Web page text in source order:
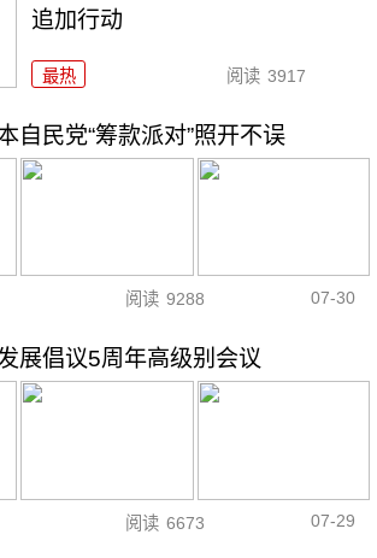
追加行动
最热 阅读 3917
民党“筹款派对”照开不误
阅读 9288 07-30
展倡议5周年高级别会议
阅读 6673 07-29